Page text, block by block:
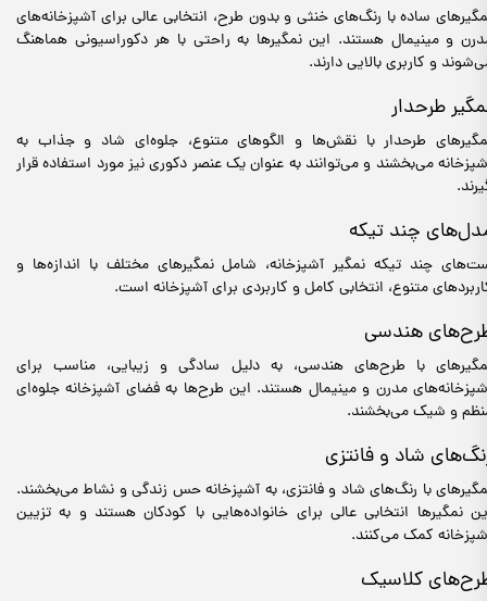
ساده با رنگ‌های خنثی و بدون طرح، انتخابی عالی برای آشپزخانه‌های
و مینیمال هستند. این نمگیرها به راحتی با هر دکوراسیونی هماهنگ
و کاربری بالایی دارند.
طرحدار
طرحدار با نقش‌ها و الگوهای متنوع، جلوه‌ای شاد و جذاب به
می‌بخشند و می‌توانند به عنوان یک عنصر دکوری نیز مورد استفاده قرار
چند تیکه
چند تیکه نمگیر آشپزخانه، شامل نمگیرهای مختلف با اندازه‌ها و
متنوع، انتخابی کامل و کاربردی برای آشپزخانه است.
هندسی
با طرح‌های هندسی، به دلیل سادگی و زیبایی، مناسب برای
مدرن و مینیمال هستند. این طرح‌ها به فضای آشپزخانه جلوه‌ای
و شیک می‌بخشند.
شاد و فانتزی
با رنگ‌های شاد و فانتزی، به آشپزخانه حس زندگی و نشاط می‌بخشند.
نمگیرها انتخابی عالی برای خانواده‌هایی با کودکان هستند و به تزیین
کمک می‌کنند.
کلاسیک